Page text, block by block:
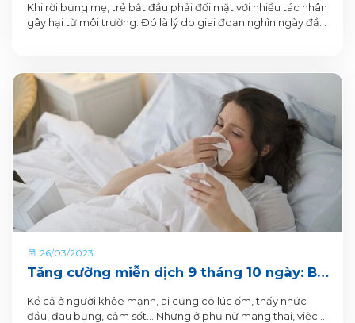
Khi rời bụng mẹ, trẻ bắt đầu phải đối mặt với nhiều tác nhân
gây hại từ môi trường. Đó là lý do giai đoạn nghìn ngày đầu
26/03/2023
Tăng cường miễn dịch 9 tháng 10 ngày: Bí
bệnh, thai nhi ra đời khỏe mạnh
Kể cả ở người khỏe mạnh, ai cũng có lúc ốm, thấy nhức
đầu, đau bụng, cảm sốt... Nhưng ở phụ nữ mang thai, việc